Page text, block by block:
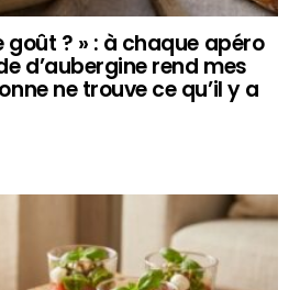
goût ? » : à chaque apéro
d’aubergine rend mes
ne trouve ce qu’il y a